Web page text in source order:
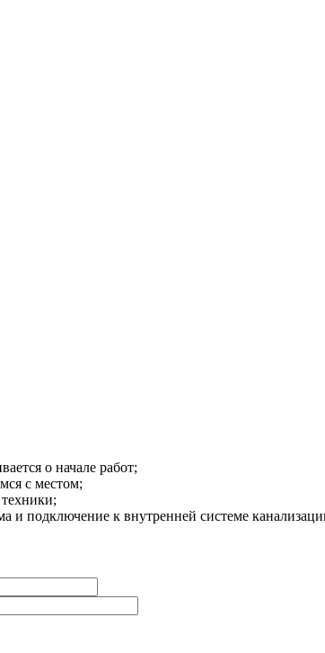
о начале работ;
с местом;
и подключение к внутренней системе